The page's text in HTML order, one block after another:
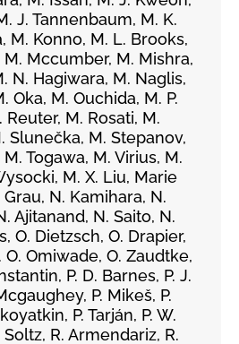
J. Tannenbaum, M. K.
M. Konno, M. L. Brooks,
Mccumber, M. Mishra,
N. Hagiwara, M. Naglis,
Oka, M. Ouchida, M. P.
Reuter, M. Rosati, M.
Slunečka, M. Stepanov,
Togawa, M. Virius, M.
M. X. Liu, Marie
N. Kamihara, N.
Ajitanand, N. Saito, N.
O. Dietzsch, O. Drapier,
O. Omiwade, O. Zaudtke,
P. D. Barnes, P. J.
P. Mikeš, P.
P. Tarján, P. W.
Soltz, R. Armendariz, R.